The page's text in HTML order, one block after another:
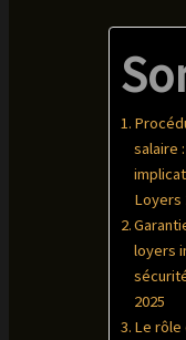
salaire
Loyers
loyers
2025
Le rôle